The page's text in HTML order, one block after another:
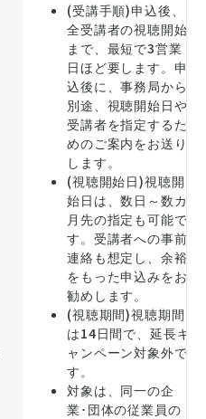
(受講手順)申込後、
全受講者の視聴開始
まで、最短で3営業
日ほど要します。申
込後に、事務局から
別途、視聴開始日や
受講者を指定するた
めのご案内をお送り
します。
(視聴開始日)視聴開
始日は、数日～数カ
月先の指定も可能で
す。受講者への事前
連絡も想定し、余裕
をもった申込みをお
勧めします。
(視聴期間)視聴期間
は14日間で、延長キ
ャンペーン対象外で
す。
対象は、同一の企
業･団体の従業員の